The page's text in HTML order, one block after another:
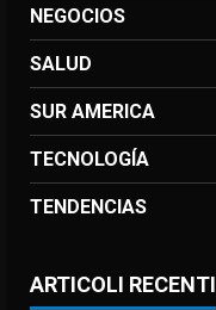
NEGOCIOS
SALUD
SUR AMERICA
TECNOLOGÍA
TENDENCIAS
ARTICOLI RECENTI